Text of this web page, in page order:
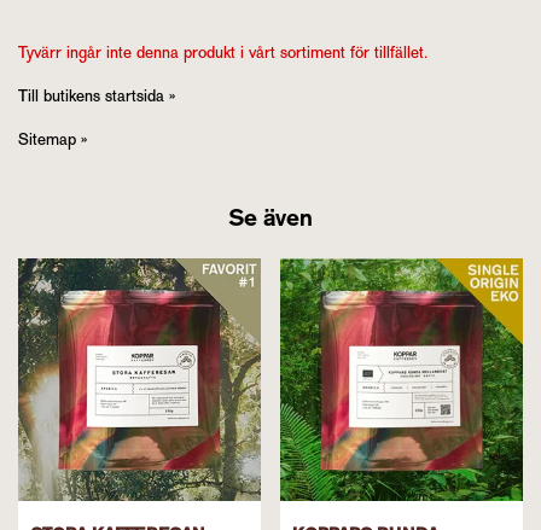
Tyvärr ingår inte denna produkt i vårt sortiment för tillfället.
Till butikens startsida »
Sitemap »
Se även